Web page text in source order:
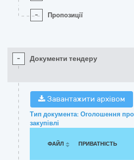
- Пропозиції
- Документи тендеру
Завантажити архівом
Тип документа: Оголошення
закупівлі
ФАЙЛ ПРИВАТНІСТЬ